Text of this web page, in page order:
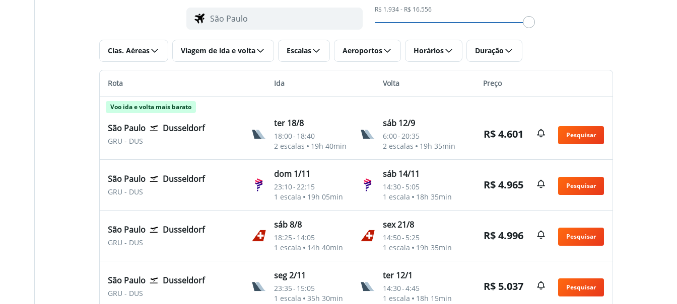
R$ 1.934 - R$ 16.556
Cias. Aéreas Viagem de ida e volta Escalas Aeroportos Horários Duração
Rota Ida Volta Preço
Voo ida e volta mais barato
São Paulo Dusseldorf
GRU São Paulo-Guarulhos
- DUS Dusseldorf Düsseldorf Internacional
ter 18/8
18:00- 18:40
2 escalas
19h 40min
sáb 12/9
6:00-20:35
2 escalas
19h 35min
R$ 4.601 Pesquisar
São Paulo Dusseldorf
GRU São Paulo-Guarulhos
- DUS Dusseldorf Düsseldorf Internacional
dom 1/11
23:10-22:15
1 escala
19h 05min
sáb 14/11
14:30- 5:05
1 escala
18h 35min
R$ 4.965 Pesquisar
São Paulo Dusseldorf
GRU São Paulo-Guarulhos
- DUS Dusseldorf Düsseldorf Internacional
sáb 8/8
18:25- 14:05
1 escala
14h 40min
sex 21/8
14:50- 5:25
1 escala
19h 35min
R$ 4.996 Pesquisar
São Paulo Dusseldorf
GRU São Paulo-Guarulhos
- DUS Dusseldorf Düsseldorf Internacional
seg 2/11
23:35- 15:05
1 escala
35h 30min
ter 12/1
14:30-4:45
1 escala
18h 15min
R$ 5.037 Pesquisar